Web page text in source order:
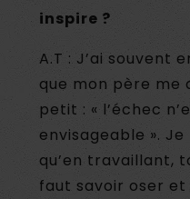
inspire ?
A.T : J’ai souvent
que mon père me
petit : « l’échec
envisageable ».
qu’en travaillant,
faut savoir oser